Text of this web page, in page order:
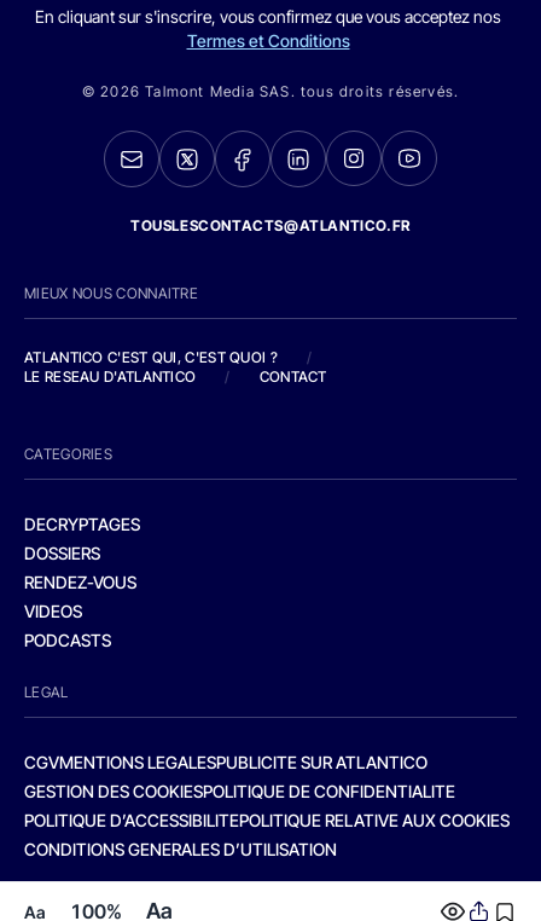
Aa 100% Aa
En cliquant sur s'inscrire, vous confirmez que vous acceptez nos
Termes et Conditions
© 2026 Talmont Media SAS. tous droits réservés.
TOUSLESCONTACTS@ATLANTICO.FR
MIEUX NOUS CONNAITRE
ATLANTICO C'EST QUI, C'EST QUOI ?
/
LE RESEAU D'ATLANTICO
/ CONTACT
CATEGORIES
DECRYPTAGES
DOSSIERS
RENDEZ-VOUS
VIDEOS
PODCASTS
LEGAL
CGVMENTIONS LEGALESPUBLICITE SUR ATLANTICO
GESTION DES COOKIESPOLITIQUE DE CONFIDENTIALITE
POLITIQUE D’ACCESSIBILITEPOLITIQUE RELATIVE AUX COOKIES
CONDITIONS GENERALES D’UTILISATION